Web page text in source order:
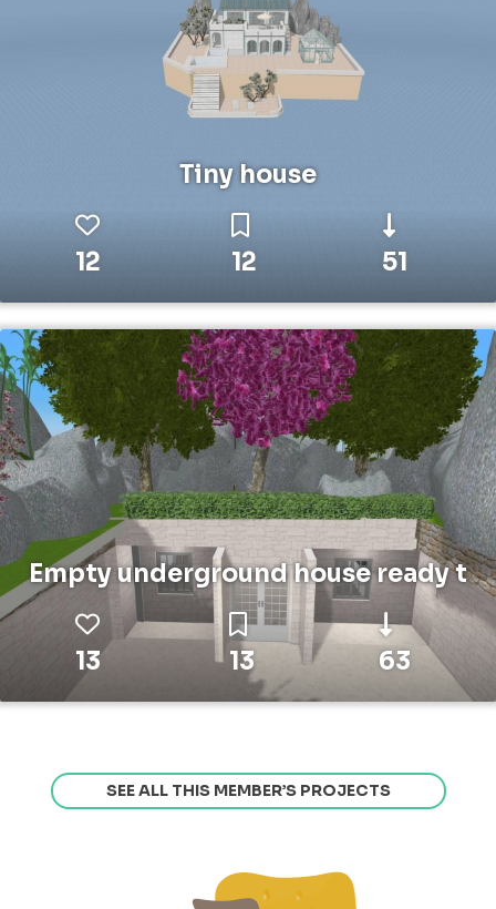
Tiny house
12 12 51
Empty underground house ready t
13 13 63
SEE ALL THIS MEMBER’S PROJECTS